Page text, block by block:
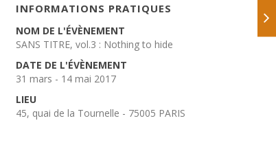
INFORMATIONS PRATIQUES
NOM DE L'ÉVÈNEMENT
SANS TITRE, vol.3 : Nothing to hide
DATE DE L'ÉVÈNEMENT
31 mars - 14 mai 2017
LIEU
45, quai de la Tournelle - 75005 PARIS